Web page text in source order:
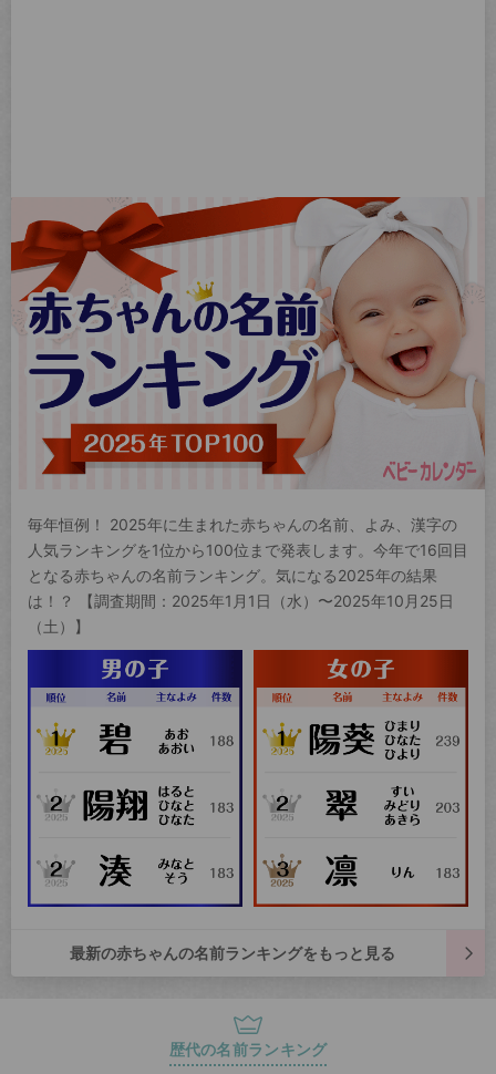
毎年恒例！ 2025年に生まれた赤ちゃんの名前、よみ、漢字の
人気ランキングを1位から100位まで発表します。今年で16回目
となる赤ちゃんの名前ランキング。気になる2025年の結果
は！？ 【調査期間：2025年1月1日（水）〜2025年10月25日
（土）】
最新の赤ちゃんの名前ランキングをもっと見る
歴代の名前ランキング